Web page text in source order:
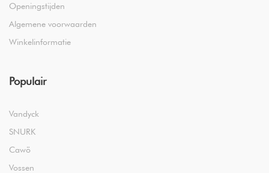
Openingstijden
Algemene voorwaarden
Winkelinformatie
Populair
Vandyck
SNURK
Cawö
Vossen